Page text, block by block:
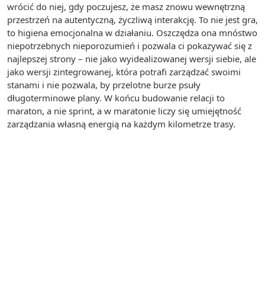
wrócić do niej, gdy poczujesz, że masz znowu wewnętrzną
przestrzeń na autentyczną, życzliwą interakcję. To nie jest gra,
to higiena emocjonalna w działaniu. Oszczędza ona mnóstwo
niepotrzebnych nieporozumień i pozwala ci pokazywać się z
najlepszej strony – nie jako wyidealizowanej wersji siebie, ale
jako wersji zintegrowanej, która potrafi zarządzać swoimi
stanami i nie pozwala, by przelotne burze psuły
długoterminowe plany. W końcu budowanie relacji to
maraton, a nie sprint, a w maratonie liczy się umiejętność
zarządzania własną energią na każdym kilometrze trasy.